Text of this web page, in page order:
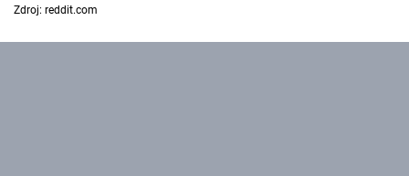
Zdroj: reddit.com